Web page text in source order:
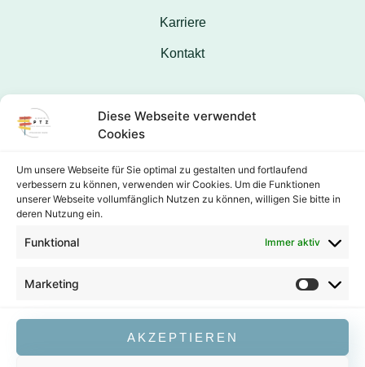
Diese Webseite verwendet
Cookies
Um unsere Webseite für Sie optimal zu gestalten und fortlaufend
verbessern zu können, verwenden wir Cookies. Um die Funktionen
unserer Webseite vollumfänglich Nutzen zu können, willigen Sie bitte in
deren Nutzung ein.
Funktional Immer aktiv
Marketing
AKZEPTIEREN
Karriere
Kontakt
Kontakt
info@vianovaptz.de
Rachelstraße 21, 94315 Straubing